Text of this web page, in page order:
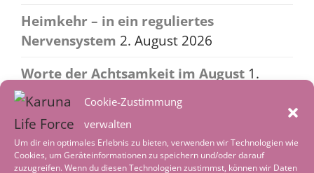
Cookie-Zustimmung
verwalten
Um dir ein optimales Erlebnis zu bieten, verwenden wir Technologien wie
Cookies, um Geräteinformationen zu speichern und/oder darauf
zuzugreifen. Wenn du diesen Technologien zustimmst, können wir Daten
Heimkehr – in ein reguliertes
Nervensystem 2. August 2026
Worte der Achtsamkeit im August 1.
August 2026
Tiefenentspannung – wenn die Welt leise
wird 4. Juli 2026